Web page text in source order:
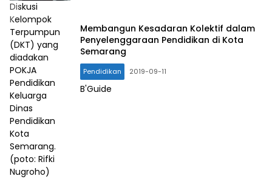
Diskusi
Kelompok
Terpumpun
(DKT) yang
diadakan
POKJA
Pendidikan
Keluarga
Dinas
Pendidikan
Kota
Semarang.
(poto: Rifki
Nugroho)
Membangun Kesadaran Kolektif dalam
Penyelenggaraan Pendidikan di Kota
Semarang
Pendidikan 2019-09-11
B'Guide